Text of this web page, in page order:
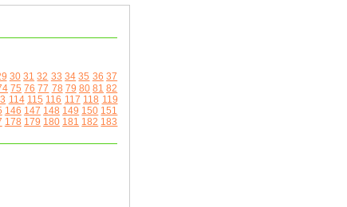
30 31 32 33 34 35 36 37
75 76 77 78 79 80 81 82
114 115 116 117 118 119
146 147 148 149 150 151
178 179 180 181 182 183